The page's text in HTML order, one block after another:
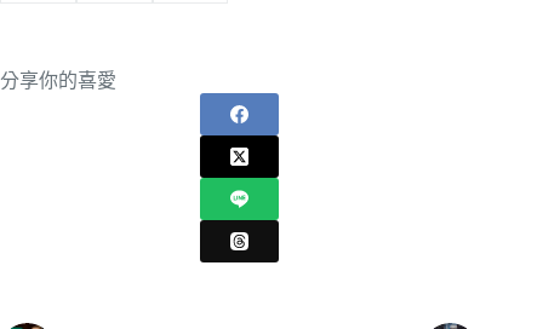
分享你的喜愛